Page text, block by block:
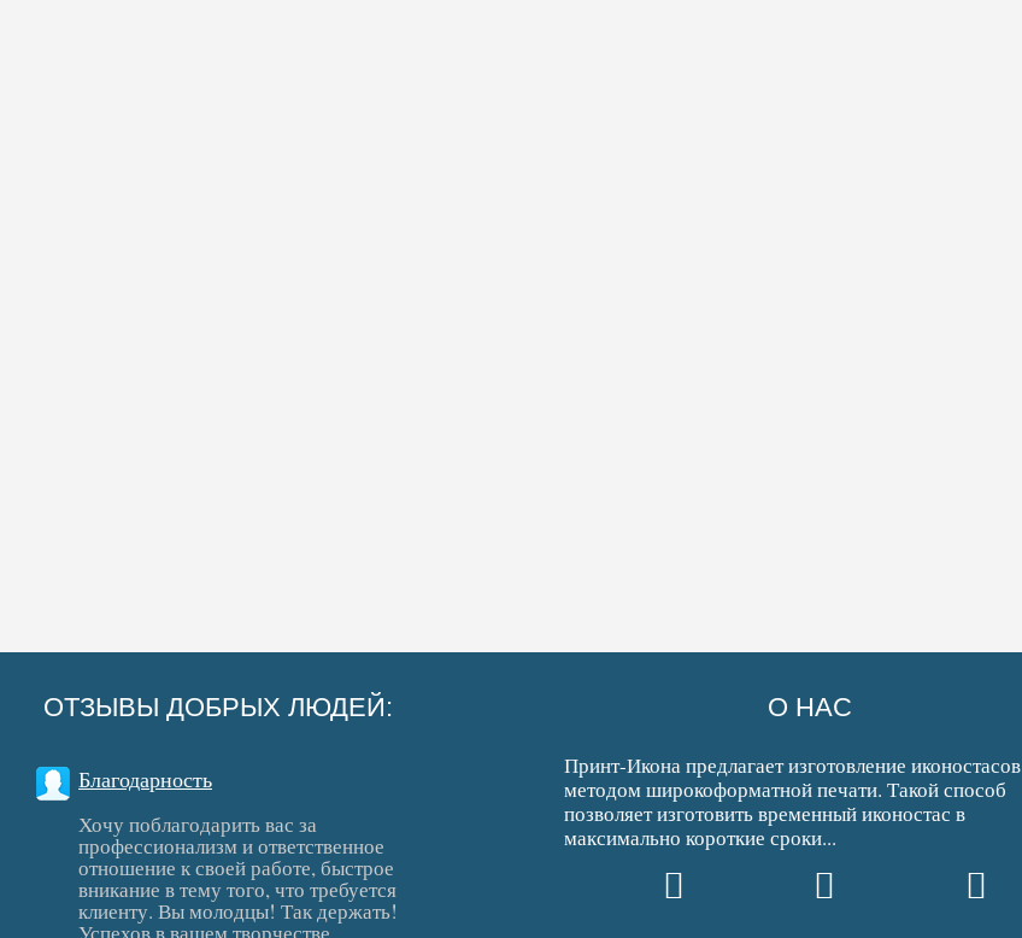
ОТЗЫВЫ ДОБРЫХ ЛЮДЕЙ:
Благодарность
Хочу поблагодарить вас за
профессионализм и ответственное
отношение к своей работе, быстрое
вникание в тему того, что требуется
клиенту. Вы молодцы! Так держать!
О НАС
Принт-Икона предлагает изготовление иконостасов
методом широкоформатной печати. Такой способ
позволяет изготовить временный иконостас в
максимально короткие сроки...